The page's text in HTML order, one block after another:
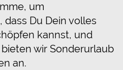
um
Du Dein volles
kannst, und
wir Sonderurlaub
an.